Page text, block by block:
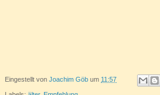
Eingestellt von Joachim Göb um 11:57